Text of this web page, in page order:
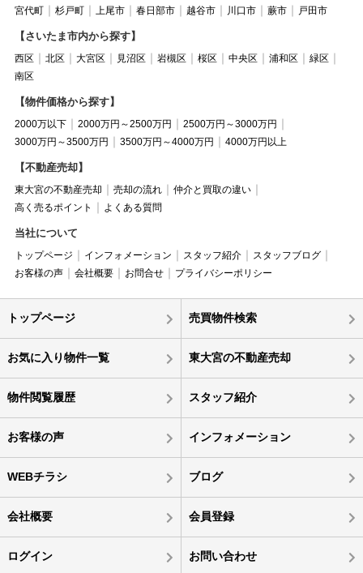
宮代町
杉戸町 上尾市 春日部市 越谷市 川口市 蕨市 戸田市
【さいたま市内から探す】
西区 北区 大宮区 見沼区 岩槻区 桜区 中央区 浦和区
緑区
南区
【物件価格から探す】
2000万以下 2000万円～2500万円
2500万円～3000万円
3000万円～3500万円
3500万円～4000万円 4000万円以上
【不動産売却】
東大宮の不動産売却 売却の流れ
仲介と買取の違い
高く売るポイント
よくある質問
当社について
トップページ インフォメーション スタッフ紹介
スタッフブログ
お客様の声
会社概要 お問合せ プライバシーポリシー
トップページ 売買物件検索
お気に入り物件一覧 東大宮の不動産売却
物件閲覧履歴 スタッフ紹介
お客様の声 インフォメーション
WEBチラシ ブログ
会社概要 会員登録
ログイン お問い合わせ